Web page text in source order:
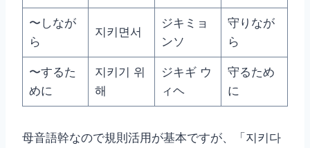
〜しなが
ら
지키면서
ジキミョ
ンソ
守りなが
ら
〜するた
めに
지키기 위
해
ジキギ ウ
ィヘ
守るため
に
母音語幹なので規則活用が基本ですが、「지키다